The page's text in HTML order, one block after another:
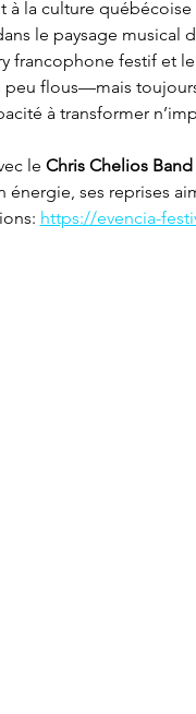
la culture québécoise
le paysage musical
francophone festif et
peu flous—mais
à transformer
le Chris Chelios Band
énergie, ses reprises
https://evencia-